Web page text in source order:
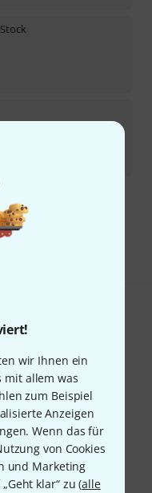
wir Ihnen ein
mit allem was
zum Beispiel
Anzeigen
Wenn das für
von Cookies
und Marketing
klar“ zu (alle
199 CHF
sehen?
& Feedback